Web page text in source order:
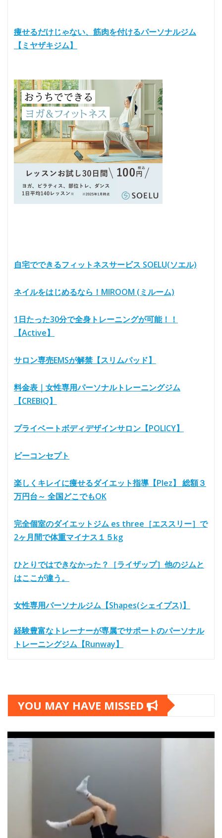
痩せるだけじゃない、筋肉を付けるパーソナルジム
【ミヤザキジム】
自宅でできるフィットネスサービス SOELU(ソエル)
ネイルをはじめるなら！MIROOM (ミルーム)
1日たった30分で全身トレーニングが可能！！
【Active】
サロン専売EMSが解禁【スリムパッド】
料金表｜女性専用パーソナルトレーニングジム
【CREBIQ】
プライベートボディデザインサロン【POLICY】
ビーコンセプト
楽しくキレイに痩せるダイエット指導【Plez】 総額３
万円台～ 全国どこでもOK
完全個室のダイエットジム es three［エススリー］で
2ヶ月間で体重マイナス１５kg
ひとりではできなかった？［ライザップ］他のジムと
はここが違う。
女性専用パーソナルジム【Shapes(シェイプス)】
経験豊富なトレーナーが専属でサポートのパーソナル
トレーニングジム【Runway】
YOU MAY HAVE MISSED